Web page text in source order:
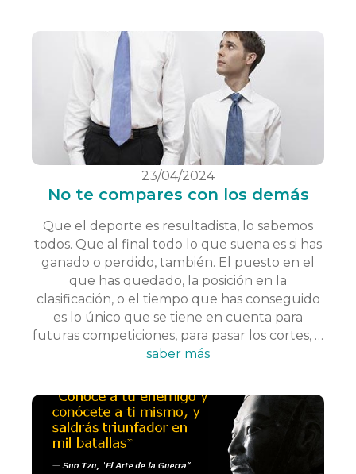
23/04/2024
No te compares con los demás
Que el deporte es resultadista, lo sabemos
todos. Que al final todo lo que suena es si has
ganado o perdido, también. El puesto en el
que has quedado, la posición en la
clasificación, o el tiempo que has conseguido
es lo único que se tiene en cuenta para
futuras competiciones, para pasar los cortes, …
saber más